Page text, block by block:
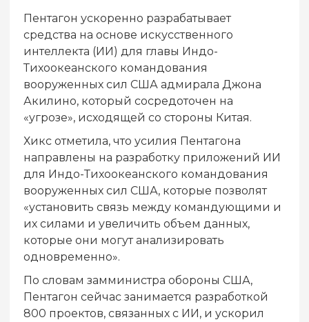
Пентагон ускоренно разрабатывает
средства на основе искусственного
интеллекта (ИИ) для главы Индо-
Тихоокеанского командования
вооруженных сил США адмирала Джона
Акилино, который сосредоточен на
«угрозе», исходящей со стороны Китая.
Хикс отметила, что усилия Пентагона
направлены на разработку приложений ИИ
для Индо-Тихоокеанского командования
вооруженных сил США, которые позволят
«установить связь между командующими и
их силами и увеличить объем данных,
которые они могут анализировать
одновременно».
По словам замминистра обороны США,
Пентагон сейчас занимается разработкой
800 проектов, связанных с ИИ, и ускорил